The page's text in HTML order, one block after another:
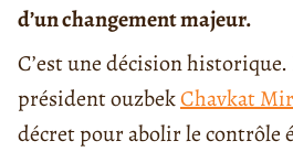
d’un changement majeur.
C’est une décision
président ouzbekChavkat
décret pour abolir le contrôle